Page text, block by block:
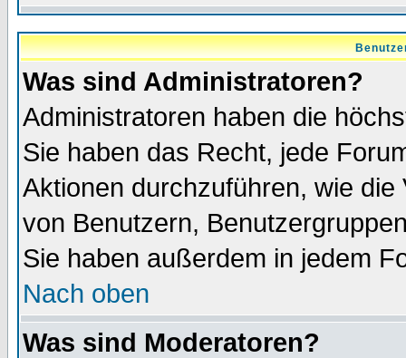
Was sind Administratoren?
Administratoren haben die
Sie haben das Recht, jede
Aktionen durchzuführen, wie
von Benutzern,
Sie haben außerdem in jedem
Nach oben
Was sind Moderatoren?